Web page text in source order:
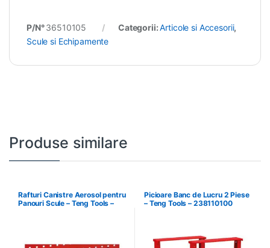
P/N°36510105 Categorii:Articole si Accesorii,
Scule si Echipamente
Produse similare
Rafturi Canistre Aerosol pentru
Panouri Scule – Teng Tools –
Picioare Banc de Lucru 2 Piese
– Teng Tools – 238110100